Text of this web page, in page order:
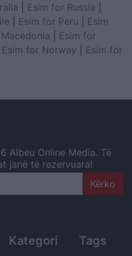
Esim for Russia
Esim for Peru
Esim
Esim for
Esim for Norway
Esim for
Albeu Online Media. Të
janë të rezervuara!
Kategori Tags